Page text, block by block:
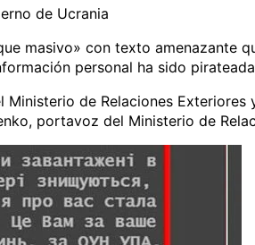
de Ucrania
masivo» con texto amenazante
personal ha sido
de Relaciones Exteriores
portavoz del Ministerio de